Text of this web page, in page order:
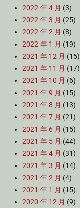
2022 年 4 月 (3)
2022 年 3 月 (25)
2022 年 2 月 (8)
2022 年 1 月 (19)
2021 年 12 月 (15)
2021 年 11 月 (17)
2021 年 10 月 (6)
2021 年 9 月 (15)
2021 年 8 月 (13)
2021 年 7 月 (21)
2021 年 6 月 (15)
2021 年 5 月 (44)
2021 年 4 月 (31)
2021 年 3 月 (14)
2021 年 2 月 (4)
2021 年 1 月 (15)
2020 年 12 月 (9)